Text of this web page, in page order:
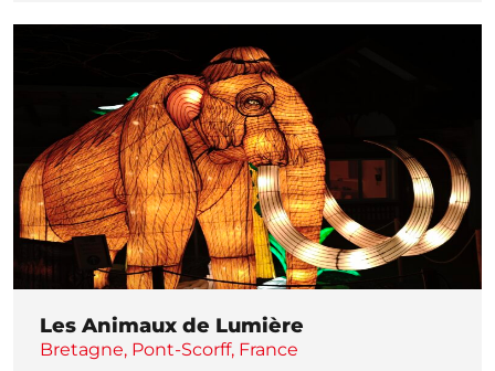
Les Animaux de Lumière
Bretagne, Pont-Scorff, France